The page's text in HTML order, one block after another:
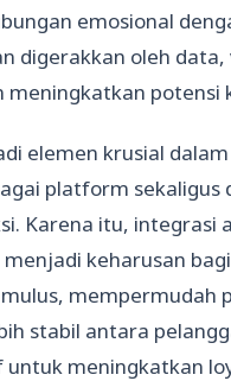
emosional
digerakkan oleh
potensi
elemen krusial
platform
Karena itu, integrasi
keharusan
mempermudah
stabil antara
meningkatkan